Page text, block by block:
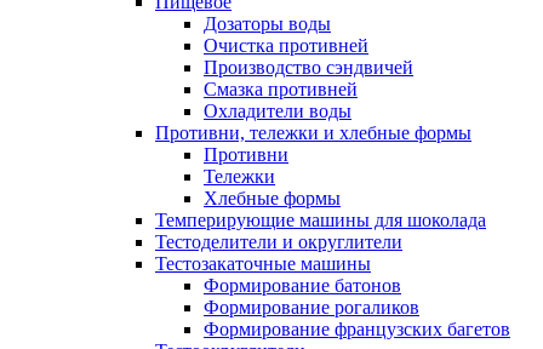
Дозаторы воды
Очистка противней
Производство сэндвичей
Смазка противней
Охладители воды
Противни, тележки и хлебные формы
Противни
Тележки
Хлебные формы
Темперирующие машины для шоколада
Тестоделители и округлители
Тестозакаточные машины
Формирование батонов
Формирование рогаликов
Формирование французских багетов